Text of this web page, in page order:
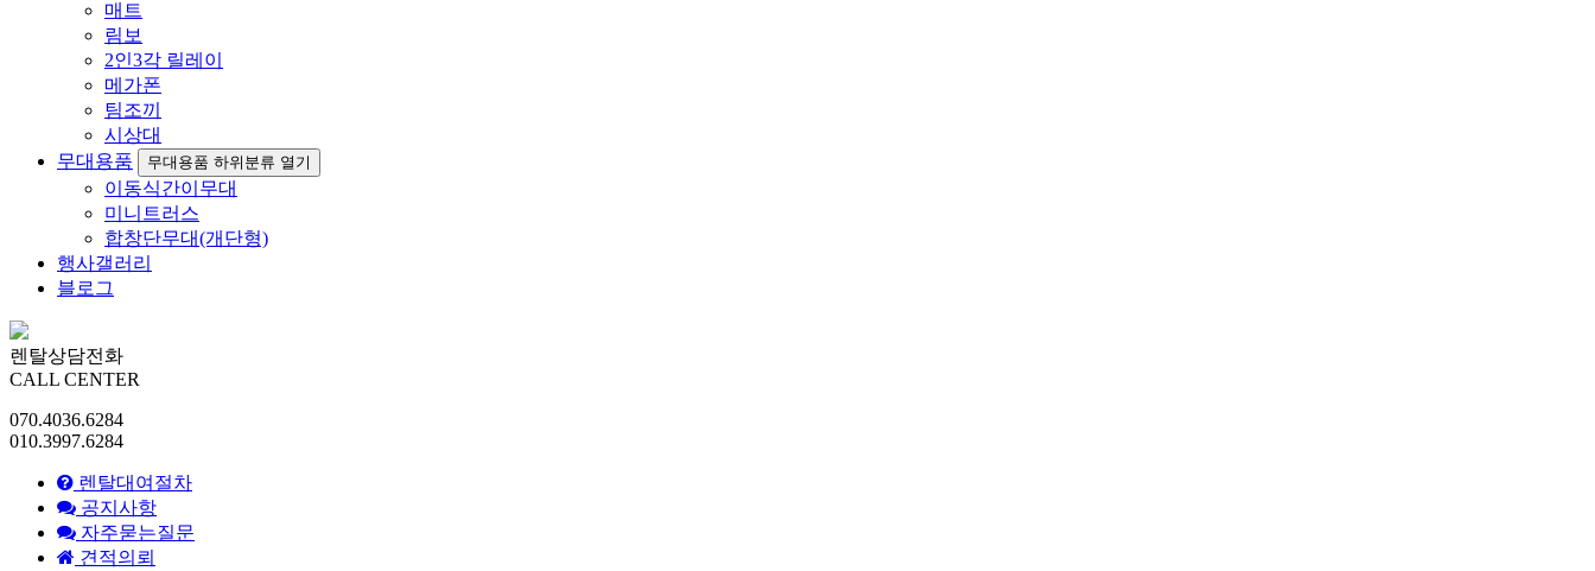
매트
림보
2인3각 릴레이
메가폰
팀조끼
시상대
무대용품
무대용품 하위분류 열기
이동식간이무대
미니트러스
합창단무대(개단형)
행사갤러리
블로그
렌탈상담전화
CALL CENTER
070.4036.6284
010.3997.6284
렌탈대여절차
공지사항
자주묻는질문
견적의뢰